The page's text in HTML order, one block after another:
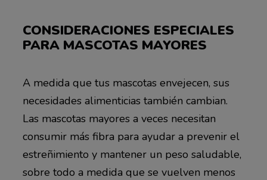
CONSIDERACIONES ESPECIALES
PARA MASCOTAS MAYORES
A medida que tus mascotas envejecen, sus
necesidades alimenticias también cambian.
Las mascotas mayores a veces necesitan
consumir más fibra para ayudar a prevenir el
estreñimiento y mantener un peso saludable,
sobre todo a medida que se vuelven menos